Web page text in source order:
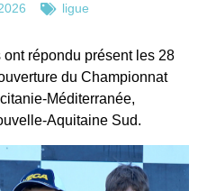
ligue
répondu présent les 28
du Championnat
Méditerranée,
Aquitaine Sud.